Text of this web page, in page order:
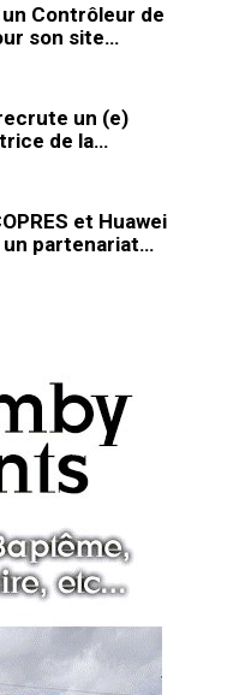
Contrôleur de
son site…
un (e)
de la…
et Huawei
partenariat…